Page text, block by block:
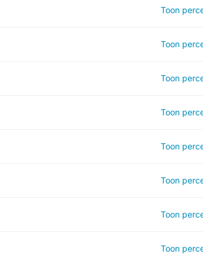
Toon
Toon
Toon
Toon
Toon
Toon
Toon
Toon